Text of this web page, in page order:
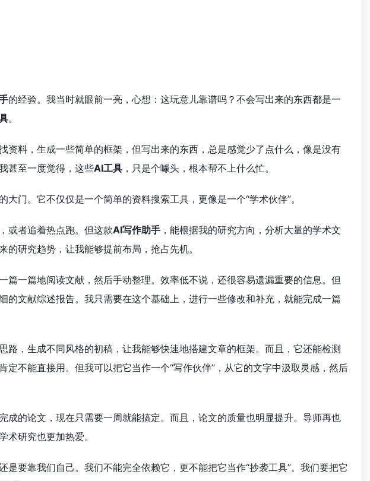
的经验。我当时就眼前一亮，心想：这玩意儿靠谱吗？不会写出来的东西都是一
。
资料，生成一些简单的框架，但写出来的东西，总是感觉少了点什么，像是没有
甚至一度觉得，这些AI工具 ，只是个噱头，根本帮不上什么忙。
大门。它不仅仅是一个简单的资料搜索工具，更像是一个“学术伙伴”。
或者追着热点跑。但这款AI写作助手 ，能根据我的研究方向，分析大量的学术文
研究趋势，让我能够提前布局，抢占先机。
篇一篇地阅读文献，然后手动整理。效率低不说，还很容易遗漏重要的信息。但
的文献综述报告。我只需要在这个基础上，进行一些修改和补充，就能完成一篇
路，生成不同风格的初稿，让我能够快速地搭建文章的框架。而且，它还能检测
不能直接用。但我可以把它当作一个“写作伙伴”，从它的文字中汲取灵感，然后
成的论文，现在只需要一周就能搞定。而且，论文的质量也明显提升。导师再也
研究也更加热爱。
要靠我们自己。我们不能完全依赖它，更不能把它当作“抄袭工具”。我们要把它